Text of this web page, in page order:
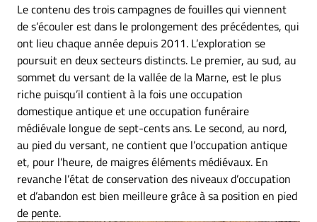
Le contenu des trois campagnes de fouilles qui viennent
de s’écouler est dans le prolongement des précédentes, qui
ont lieu chaque année depuis 2011. L’exploration se
poursuit en deux secteurs distincts. Le premier, au sud, au
sommet du versant de la vallée de la Marne, est le plus
riche puisqu’il contient à la fois une occupation
domestique antique et une occupation funéraire
médiévale longue de sept-cents ans. Le second, au nord,
au pied du versant, ne contient que l’occupation antique
et, pour l’heure, de maigres éléments médiévaux. En
revanche l’état de conservation des niveaux d’occupation
et d’abandon est bien meilleure grâce à sa position en pied
de pente.